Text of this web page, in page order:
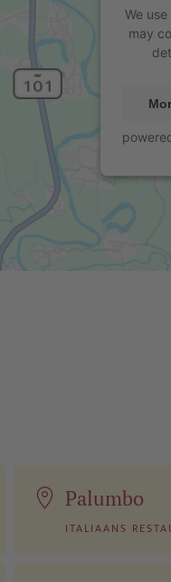
We
may
Palumbo
ITALIAANS